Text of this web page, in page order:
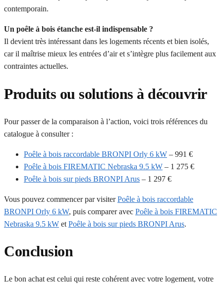
contemporain.
Un poêle à bois étanche est-il indispensable ?
Il devient très intéressant dans les logements récents et bien isolés,
car il maîtrise mieux les entrées d’air et s’intègre plus facilement aux
contraintes actuelles.
Produits ou solutions à découvrir
Pour passer de la comparaison à l’action, voici trois références du
catalogue à consulter :
Poêle à bois raccordable BRONPI Orly 6 kW – 991 €
Poêle à bois FIREMATIC Nebraska 9.5 kW – 1 275 €
Poêle à bois sur pieds BRONPI Arus – 1 297 €
Vous pouvez commencer par visiterPoêle à bois raccordable
BRONPI Orly 6 kW, puis comparer avec Poêle à bois FIREMATIC
Nebraska 9.5 kW et Poêle à bois sur pieds BRONPI Arus.
Conclusion
Le bon achat est celui qui reste cohérent avec votre logement, votre